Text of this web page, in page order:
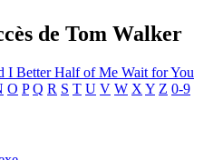
de Tom Walker
I Better Half of Me Wait for You
O P Q R S T U V W X Y Z 0-9